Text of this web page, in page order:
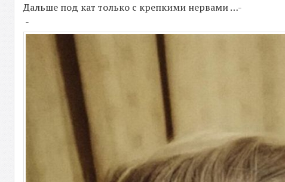
Дальше под кат только с крепкими нервами …-
-